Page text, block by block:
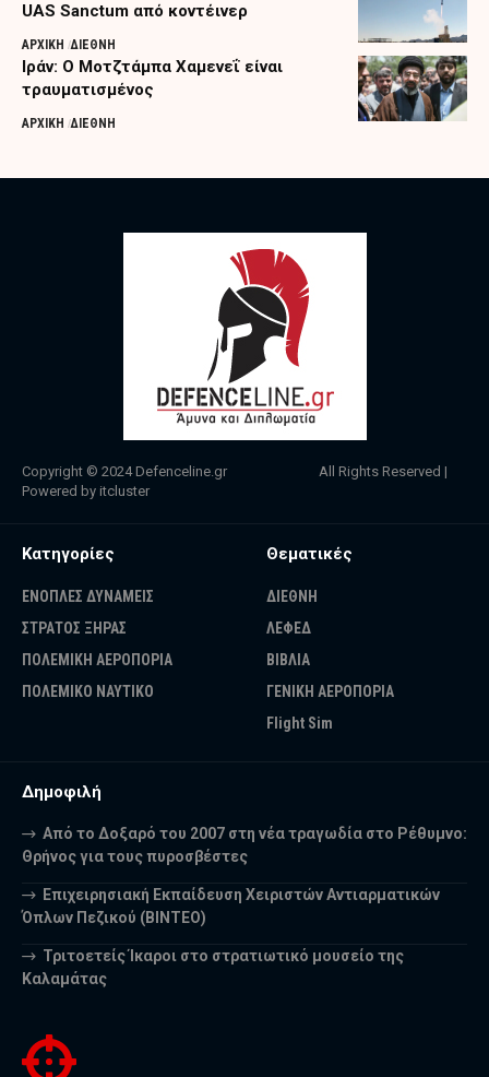
UAS Sanctum από κοντέινερ
ΑΡΧΙΚΗ ΔΙΕΘΝΗ
Ιράν: Ο Μοτζτάμπα Χαμενεΐ είναι
τραυματισμένος
ΑΡΧΙΚΗ ΔΙΕΘΝΗ
Copyright © 2024 Defenceline.gr All Rights Reserved |
Powered by itcluster
Κατηγορίες
ΕΝΟΠΛΕΣ ΔΥΝΑΜΕΙΣ
ΣΤΡΑΤΟΣ ΞΗΡΑΣ
ΠΟΛΕΜΙΚΗ ΑΕΡΟΠΟΡΙΑ
ΠΟΛΕΜΙΚΟ ΝΑΥΤΙΚΟ
Θεματικές
ΔΙΕΘΝΗ
ΛΕΦΕΔ
ΒΙΒΛΙΑ
ΓΕΝΙΚΗ ΑΕΡΟΠΟΡΙΑ
Flight Sim
Δημοφιλή
Από το Δοξαρό του 2007 στη νέα τραγωδία στο Ρέθυμνο:
Θρήνος για τους πυροσβέστες
Επιχειρησιακή Εκπαίδευση Χειριστών Αντιαρματικών
Όπλων Πεζικού (ΒΙΝΤΕΟ)
Τριτοετείς Ίκαροι στο στρατιωτικό μουσείο της
Καλαμάτας